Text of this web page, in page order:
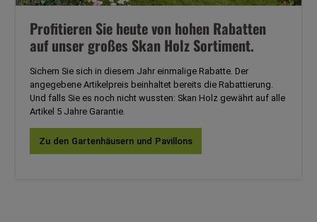
Profitieren Sie heute von hohen Rabatten
auf unser großes Skan Holz Sortiment.
Sichern Sie sich in diesem Jahr einmalige Rabatte. Der
angegebene Artikelpreis beinhaltet bereits die Rabattierung.
Und falls Sie es noch nicht wussten: Skan Holz gewährt auf alle
Artikel 5 Jahre Garantie.
Zu den Gartenhäusern und Pavillons